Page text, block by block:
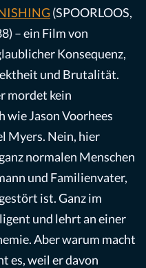
(SPOORLOOS,
– ein Film von
Konsequenz,
und Brutalität.
mordet kein
wie Jason Voorhees
Myers. Nein, hier
normalen Menschen
und Familienvater,
ist. Ganz im
und lehrt an einer
Aber warum macht
es, weil er davon